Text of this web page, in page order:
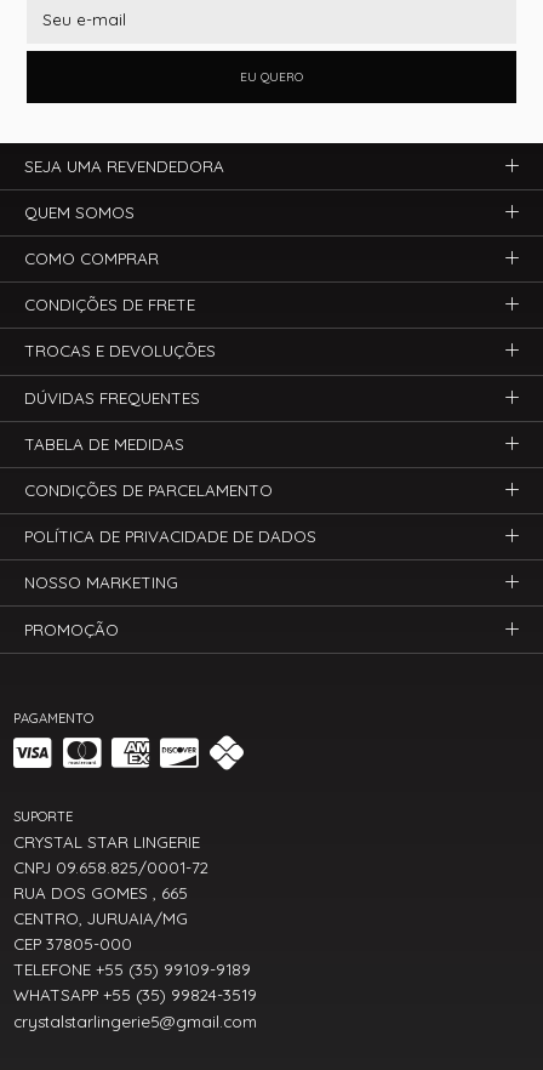
EU QUERO
PAGAMENTO
SUPORTE
CRYSTAL STAR LINGERIE
CNPJ 09.658.825/0001-72
RUA DOS GOMES , 665
CENTRO, JURUAIA/MG
CEP 37805-000
TELEFONE +55 (35) 99109-9189
WHATSAPP +55 (35) 99824-3519
crystalstarlingerie5@gmail.com
SEJA UMA REVENDEDORA
QUEM SOMOS
COMO COMPRAR
CONDIÇÕES DE FRETE
TROCAS E DEVOLUÇÕES
DÚVIDAS FREQUENTES
TABELA DE MEDIDAS
CONDIÇÕES DE PARCELAMENTO
POLÍTICA DE PRIVACIDADE DE DADOS
NOSSO MARKETING
PROMOÇÃO